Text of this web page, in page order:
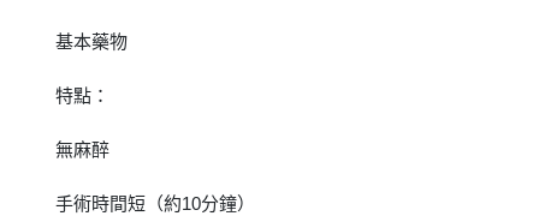
基本藥物
特點：
無麻醉
手術時間短（約10分鐘）